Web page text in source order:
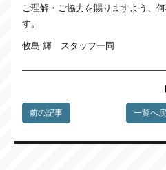
ご理解・ご協力を賜りますよう、
す。
牧島 輝 スタッフ一同
前の記事 一覧へ